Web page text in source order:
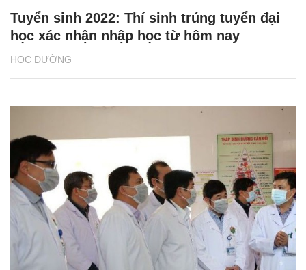
HỌC ĐƯỜNG
Tuyển sinh 2022: Thí sinh trúng tuyển đại
học xác nhận nhập học từ hôm nay